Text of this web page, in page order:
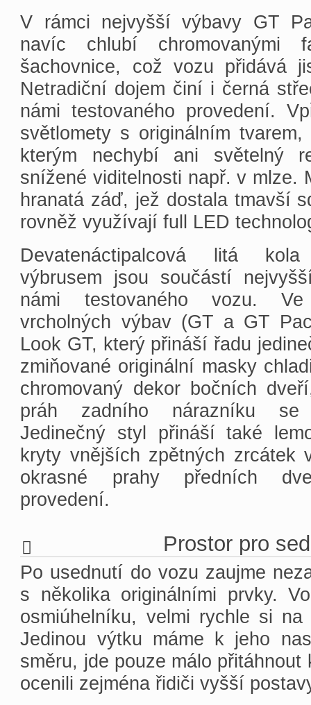
V rámci nejvyšší výbavy GT
navíc chlubí chromovanými
šachovnice, což vozu přidává
Netradiční dojem činí i černá
námi testovaného provedení.
světlomety s originálním
kterým nechybí ani světelný
snížené viditelnosti např. v mlze.
hranatá záď, jež dostala tmavší
rovněž využívají full LED
Devatenáctipalcová litá
výbrusem jsou součástí
námi testovaného vozu.
vrcholných výbav (GT a GT
Look GT, který přináší řadu
zmiňované originální masky
chromovaný dekor bočních
práh zadního nárazníku se
Jedinečný styl přináší také
kryty vnějších zpětných zrcátek
okrasné prahy předních
provedení.
Prostor pro
Po usednutí do vozu zaujme
s několika originálními prvky.
osmiúhelníku, velmi rychle si
Jedinou výtku máme k jeho
směru, jde pouze málo přitáhnout
ocenili zejména řidiči vyšší